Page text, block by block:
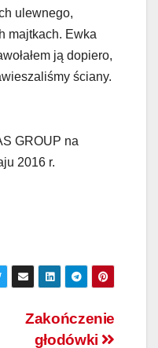
ulewnego,
majtkach. Ewka
ją dopiero,
ściany.
GROUP na
2016 r.
Zakończenie
głodówki